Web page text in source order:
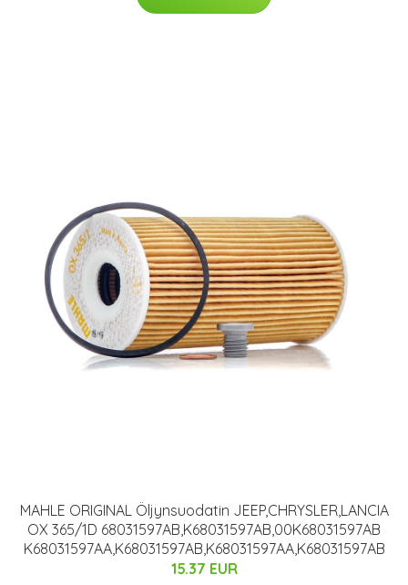
MAHLE ORIGINAL Öljynsuodatin JEEP,CHRYSLER,LANCIA
OX 365/1D 68031597AB,K68031597AB,00K68031597AB
K68031597AA,K68031597AB,K68031597AA,K68031597AB
15.37 EUR